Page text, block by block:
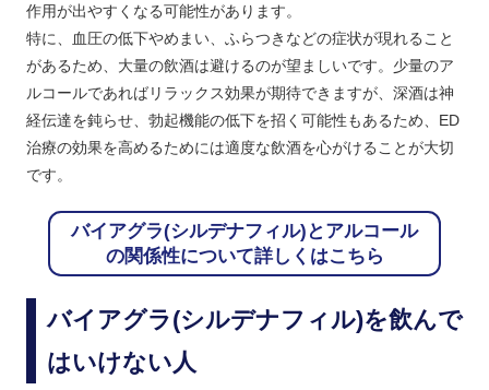
作用が出やすくなる可能性があります。
特に、血圧の低下やめまい、ふらつきなどの症状が現れること
があるため、大量の飲酒は避けるのが望ましいです。少量のア
ルコールであればリラックス効果が期待できますが、深酒は神
経伝達を鈍らせ、勃起機能の低下を招く可能性もあるため、ED
治療の効果を高めるためには適度な飲酒を心がけることが大切
です。
バイアグラ(シルデナフィル)とアルコール
の関係性について詳しくはこちら
バイアグラ(シルデナフィル)を飲んで
はいけない人